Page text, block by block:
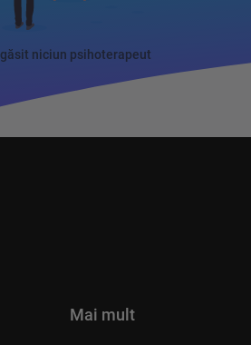
niciun psihoterapeut
Mai mult